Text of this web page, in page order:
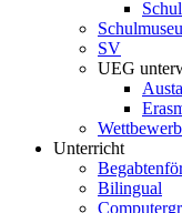
SV
UEG
Unterricht
Bilingual